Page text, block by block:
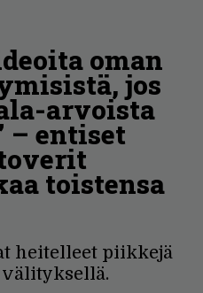
oman
jos
arvoista
– entiset
toistensa
heitelleet piikkejä